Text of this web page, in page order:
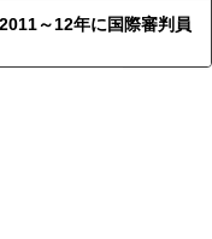
～12年に国際審判員